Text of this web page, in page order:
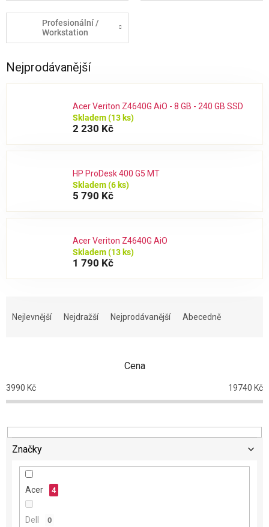
Profesionální /
Workstation
Nejprodávanější
Acer Veriton Z4640G AiO - 8 GB - 240 GB SSD
Skladem(13 ks)
2 230 Kč
HP ProDesk 400 G5 MT
Skladem(6 ks)
5 790 Kč
Acer Veriton Z4640G AiO
Skladem(13 ks)
1 790 Kč
p
r
o
u
Nejlevnější Nejdražší Nejprodávanější Abecedně
Cena
3990 Kč 19740 Kč
Značky
Acer 4
Dell 0